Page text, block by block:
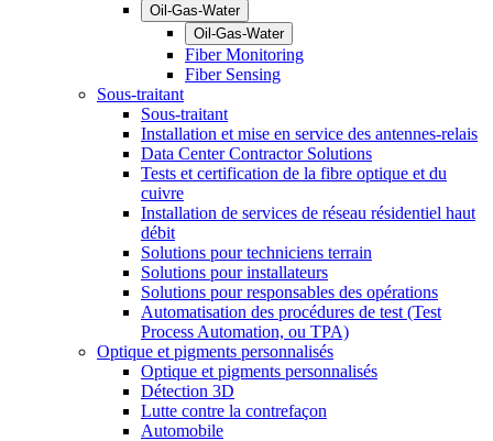
Oil-Gas-Water
Oil-Gas-Water
Fiber Monitoring
Fiber Sensing
Sous-traitant
Sous-traitant
Installation et mise en service des antennes-relais
Data Center Contractor Solutions
Tests et certification de la fibre optique et du
cuivre
Installation de services de réseau résidentiel haut
débit
Solutions pour techniciens terrain
Solutions pour installateurs
Solutions pour responsables des opérations
Automatisation des procédures de test (Test
Process Automation, ou TPA)
Optique et pigments personnalisés
Optique et pigments personnalisés
Détection 3D
Lutte contre la contrefaçon
Automobile